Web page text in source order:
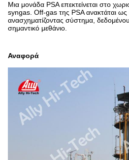
Μια μονάδα PSA επεκτείνεται στο
syngas. Off-gas της PSA ανακτάται ως
ανασχηματίζοντας σύστημα,
σημαντικό μεθάνιο.
Αναφορά